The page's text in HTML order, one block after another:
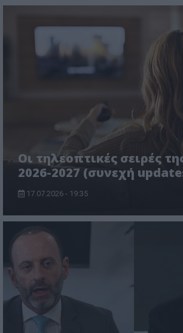
Οι τηλεοπτικές σειρές
2026-2027 (συνεχή
17.07.2026 - 19:35